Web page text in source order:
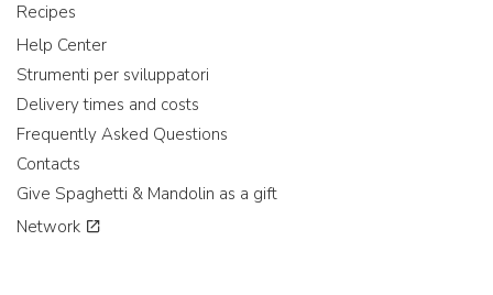
Recipes
Help Center
Strumenti per sviluppatori
Delivery times and costs
Frequently Asked Questions
Contacts
Give Spaghetti & Mandolin as a gift
Network